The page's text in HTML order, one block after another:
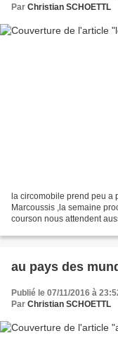
Par Christian SCHOETTL
la circomobile prend peu a
Marcoussis ,la semaine
courson nous attendent
au pays des
Publié le 07/11/2016 à
Par Christian SCHOETTL